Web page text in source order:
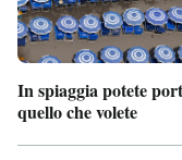
In spiaggia potete
quello che volete